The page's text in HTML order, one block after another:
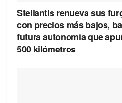
Stellantis renueva sus
con precios más bajos,
futura autonomía que
500 kilómetros